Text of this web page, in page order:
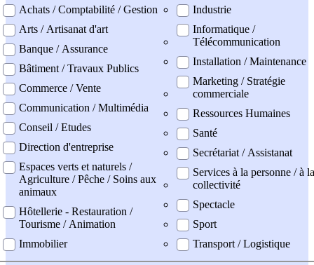
professionel
Achats / Comptabilité / Gestion
Arts / Artisanat d'art
Banque / Assurance
Bâtiment / Travaux Publics
Commerce / Vente
Communication / Multimédia
Conseil / Etudes
Direction d'entreprise
Espaces verts et naturels /
Agriculture / Pêche / Soins aux
animaux
Hôtellerie - Restauration /
Tourisme / Animation
Immobilier
Industrie
Informatique /
Télécommunication
Installation / Maintenance
Marketing / Stratégie
commerciale
Ressources Humaines
Santé
Secrétariat / Assistanat
Services à la personne / à la
collectivité
Spectacle
Sport
Transport / Logistique